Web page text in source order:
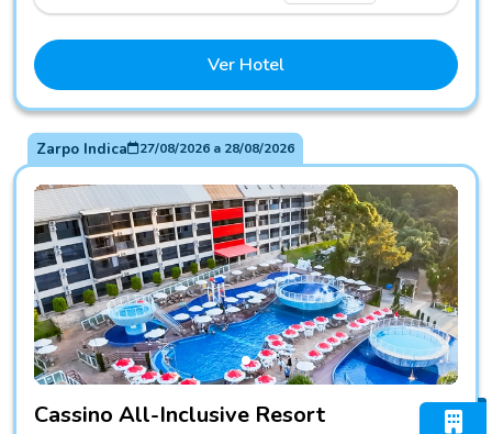
Ver Hotel
Zarpo Indica 27/08/2026a 28/08/2026
Cassino All-Inclusive Resort